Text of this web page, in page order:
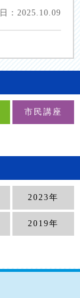
：2025.10.09
市民講座
2023年
2019年